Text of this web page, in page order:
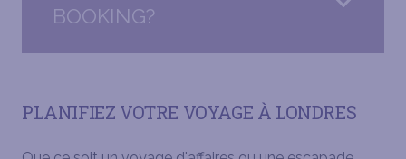
BOOKING?
PLANIFIEZ VOTRE VOYAGE À LONDRES